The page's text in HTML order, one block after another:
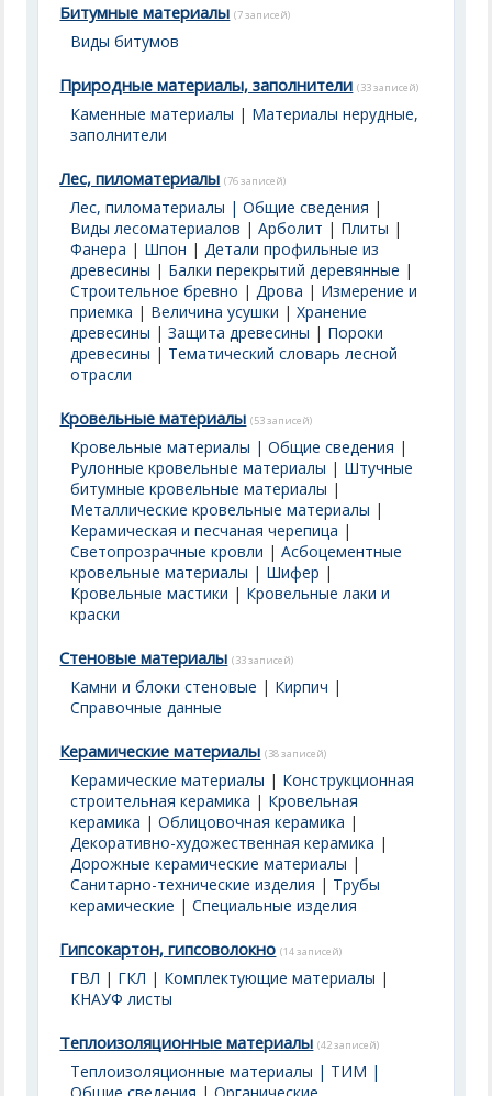
Битумные материалы (7 записей)
Виды битумов
Природные материалы, заполнители (33 записей)
Каменные материалы | Материалы нерудные,
заполнители
Лес, пиломатериалы (76 записей)
Лес, пиломатериалы | Общие сведения |
Виды лесоматериалов |Арболит | Плиты |
Фанера | Шпон |Детали профильные из
древесины | Балки перекрытий деревянные |
Строительное бревно |Дрова | Измерение и
приемка | Величина усушки |Хранение
древесины |Защита древесины | Пороки
древесины | Тематический словарь лесной
отрасли
Кровельные материалы (53 записей)
Кровельные материалы | Общие сведения |
Рулонные кровельные материалы | Штучные
битумные кровельные материалы |
Металлические кровельные материалы |
Керамическая и песчаная черепица |
Светопрозрачные кровли |Асбоцементные
кровельные материалы | Шифер |
Кровельные мастики | Кровельные лаки и
краски
Стеновые материалы (33 записей)
Камни и блоки стеновые | Кирпич |
Справочные данные
Керамические материалы (38 записей)
Керамические материалы | Конструкционная
строительная керамика | Кровельная
керамика |Облицовочная керамика |
Декоративно-художественная керамика |
Дорожные керамические материалы |
Санитарно-технические изделия | Трубы
керамические |Специальные изделия
Гипсокартон, гипсоволокно (14 записей)
ГВЛ | ГКЛ | Комплектующие материалы |
КНАУФ листы
Теплоизоляционные материалы (42 записей)
Теплоизоляционные материалы | ТИМ |